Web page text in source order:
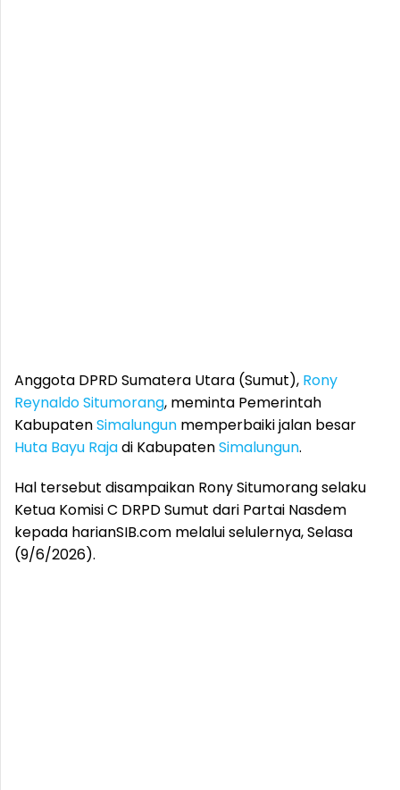
Anggota DPRD Sumatera Utara (Sumut), Rony
Reynaldo Situmorang, meminta Pemerintah
KabupatenSimalungun memperbaiki jalan besar
Huta Bayu Rajadi KabupatenSimalungun.
Hal tersebut disampaikan Rony Situmorang selaku
Ketua Komisi C DRPD Sumut dari Partai Nasdem
kepada harianSIB.com melalui selulernya, Selasa
(9/6/2026).